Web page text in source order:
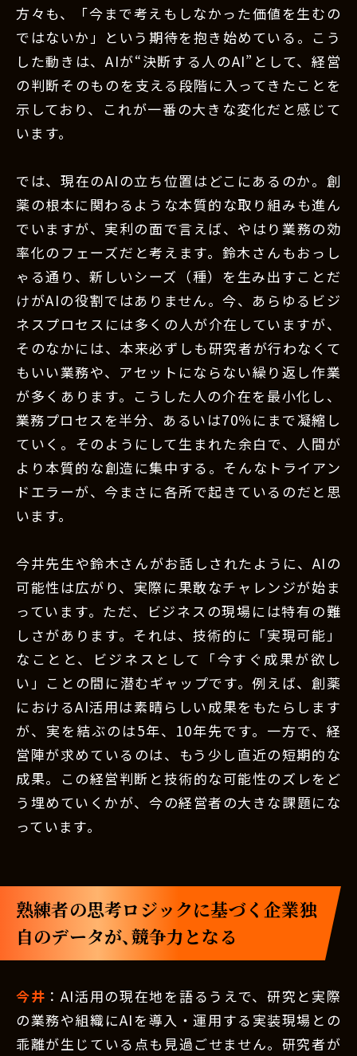
方々も、「今まで考えもしなかった価値を生むの
ではないか」という期待を抱き始めている。こう
した動きは、AIが“決断する人のAI”として、経営
の判断そのものを支える段階に入ってきたことを
示しており、これが一番の大きな変化だと感じて
います。
では、現在のAIの立ち位置はどこにあるのか。創
薬の根本に関わるような本質的な取り組みも進ん
でいますが、実利の面で言えば、やはり業務の効
率化のフェーズだと考えます。鈴木さんもおっし
ゃる通り、新しいシーズ（種）を生み出すことだ
けがAIの役割ではありません。今、あらゆるビジ
ネスプロセスには多くの人が介在していますが、
そのなかには、本来必ずしも研究者が行わなくて
もいい業務や、アセットにならない繰り返し作業
が多くあります。こうした人の介在を最小化し、
業務プロセスを半分、あるいは70％にまで凝縮し
ていく。そのようにして生まれた余白で、人間が
より本質的な創造に集中する。そんなトライアン
ドエラーが、今まさに各所で起きているのだと思
います。
今井先生や鈴木さんがお話しされたように、AIの
可能性は広がり、実際に果敢なチャレンジが始ま
っています。ただ、ビジネスの現場には特有の難
しさがあります。それは、技術的に「実現可能」
なことと、ビジネスとして「今すぐ成果が欲し
い」ことの間に潜むギャップです。例えば、創薬
におけるAI活用は素晴らしい成果をもたらします
が、実を結ぶのは5年、10年先です。一方で、経
営陣が求めているのは、もう少し直近の短期的な
成果。この経営判断と技術的な可能性のズレをど
う埋めていくかが、今の経営者の大きな課題にな
っています。
熟練者の思考ロジックに基づく企業独
自のデータが、競争力となる
今井 ：AI活用の現在地を語るうえで、研究と実際
の業務や組織にAIを導入・運用する実装現場との
乖離が生じている点も見過ごせません。研究者が